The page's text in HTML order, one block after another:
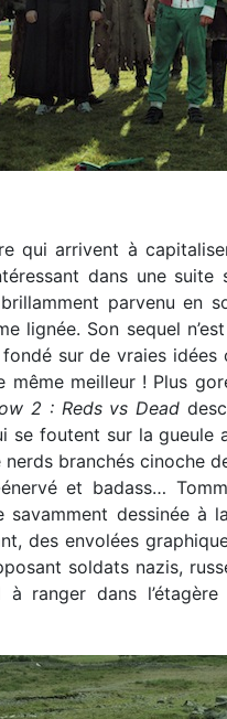
qui arrivent à
dans une
parvenu en
lignée. Son sequel
sur de vraies idées
même meilleur ! Plus
2 : Reds vs Dead
se foutent sur la
branchés cinoche
et badass…
savamment dessinée à
des envolées
soldats nazis,
à ranger dans